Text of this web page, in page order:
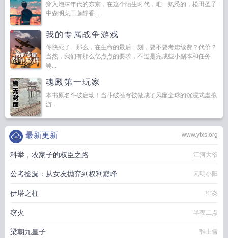
穿入泡沫年代的东京，在这个陌生时代，唯一熟悉的，松田圣子
中森明菜工藤静香...
我的专属战争游戏
你快死了…那么，在生命的最后一刻，要不要考虑续费？代价？
当然，我们有那么亿点点的要求，不过是完成些小副本和任务
罢...
魂殿第一玩家
本书原名斗破启动！当斗破苍穹被做成了风靡全球的沉浸式虚拟
游...
www.ytxs.org
最新更新
科举，农家子的权臣之路 江河大爷
公考捡漏：从女友抛弃到权利巅峰 元明小阳
伊塔之柱 绯炎
窃火 半夜二点
梁朝九皇子 骓上雪